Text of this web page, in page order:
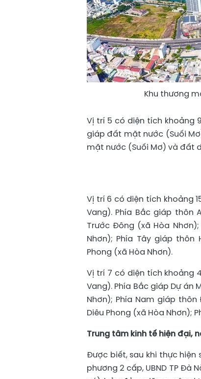
Khu thương
Vị trí 5 có diện tích khoảng
giáp đất mặt nước (Suối
mặt nước (Suối Mơ) và đất
Vị trí 6 có diện tích khoảng
Vang). Phía Bắc giáp thôn
Trước Đông (xã Hòa
Nhơn); Phía Tây giáp thôn
Phong (xã Hòa Nhơn).
Vị trí 7 có diện tích khoảng
Vang). Phía Bắc giáp Dự án
Nhơn); Phía Nam giáp
Diêu Phong (xã Hòa Nhơn);
Trung tâm kinh tế hiện đại,
Được biết, sau khi thực
phương 2 cấp, UBND TP